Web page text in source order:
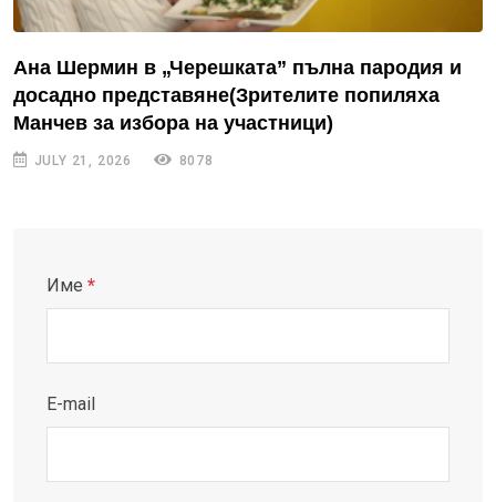
Ана Шермин в „Черешката” пълна пародия и
досадно представяне(Зрителите попиляха
Манчев за избора на участници)
JULY 21, 2026 8078
Име *
E-mail